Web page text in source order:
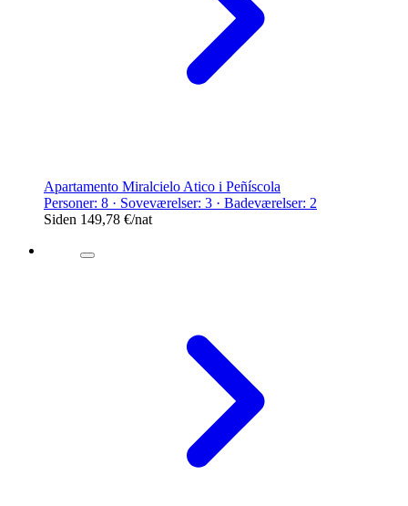
Apartamento Miralcielo Atico i Peñíscola
Personer: 8 · Soveværelser: 3 · Badeværelser: 2
Siden 149,78 €/nat